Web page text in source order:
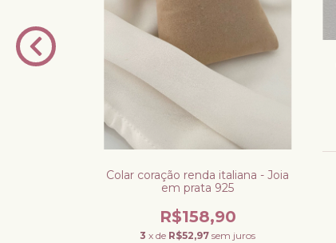
Colar coração renda italiana - Joia
em prata 925
R$158,90
3 x de R$52,97 sem juros